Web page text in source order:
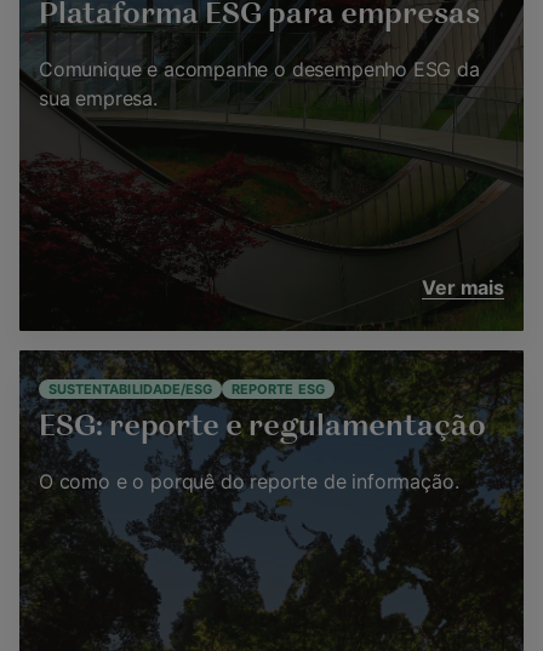
Plataforma ESG para empresas
Comunique e acompanhe o desempenho ESG da
sua empresa.
Ver mais
SUSTENTABILIDADE/ESG REPORTE ESG
ESG: reporte e regulamentação
O como e o porquê do reporte de informação.